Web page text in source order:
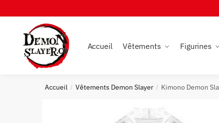
to
navigation
to
Accueil Vêtements Figurines
Accueil / Vêtements Demon Slayer / Kimono Demon